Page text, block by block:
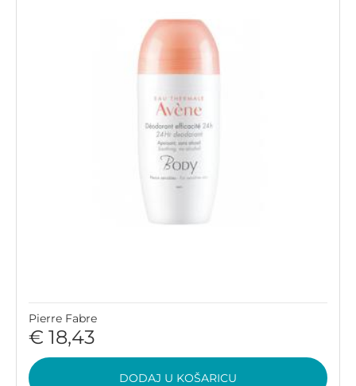
Pierre Fabre
€ 18,43
DODAJ U KOŠARICU